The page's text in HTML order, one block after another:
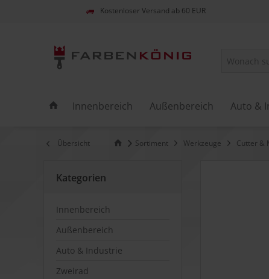
Kostenloser Versand ab 60 EUR
Innenbereich Außenbereich Auto &
Übersicht Sortiment Werkzeuge Cutter &
Kategorien
Innenbereich
Außenbereich
Auto & Industrie
Zweirad